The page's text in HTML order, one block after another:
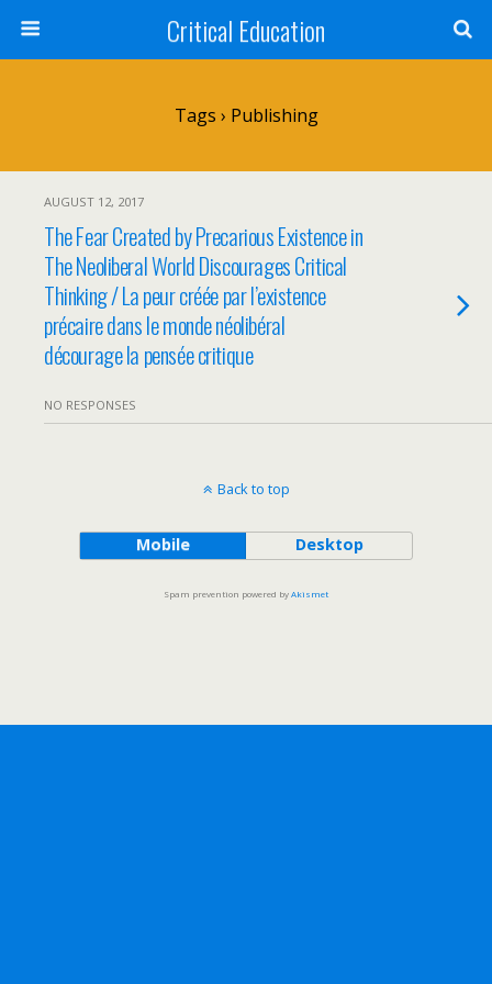
Critical Education
Tags › Publishing
AUGUST 12, 2017
The Fear Created by Precarious Existence in
The Neoliberal World Discourages Critical
Thinking / La peur créée par l’existence
précaire dans le monde néolibéral
décourage la pensée critique
NO RESPONSES
Back to top
Mobile Desktop
Spam prevention powered byAkismet